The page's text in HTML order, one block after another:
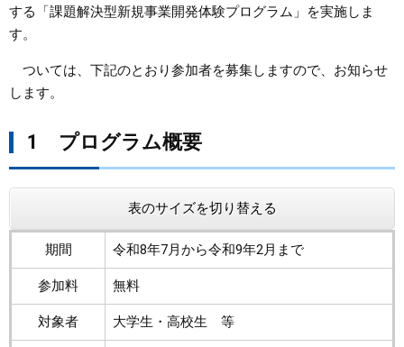
県政情報
する「課題解決型新規事業開発体験プログラム」を実施しま
す。
ついては、下記のとおり参加者を募集しますので、お知らせ
します。
1 プログラム概要
表のサイズを切り替える
期間 令和8年7月から令和9年2月まで
参加料 無料
対象者 大学生・高校生 等